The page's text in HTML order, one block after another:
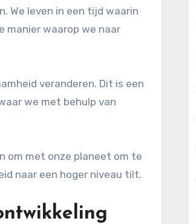
manier waarop we naar
veranderen. Dit is een
we met behulp van
om met onze planeet om te
naar een hoger niveau tilt.